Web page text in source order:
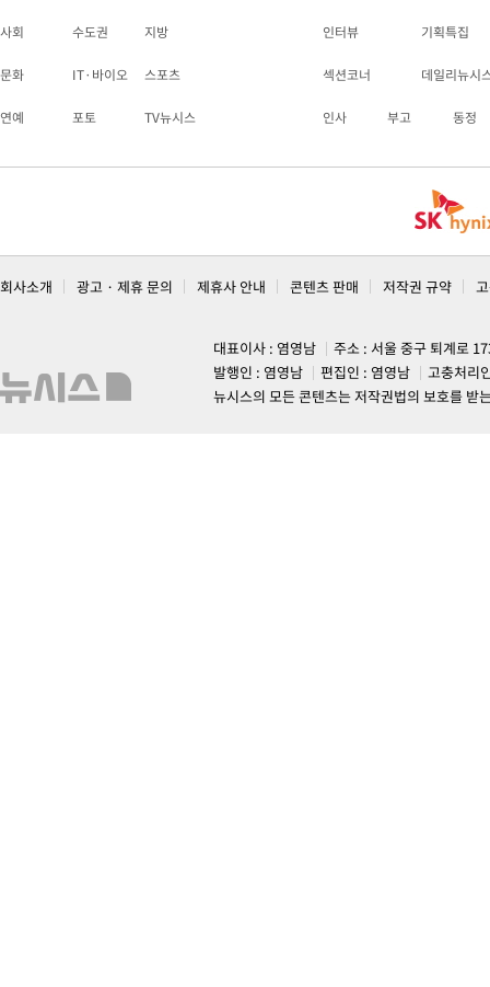
사회 수도권 지방
문화 IT·바이오 스포츠
연예 포토 TV뉴시스
인터뷰 기획특집
섹션코너 데일리뉴시
인사 부고 동정
회사소개 광고 · 제휴 문의 제휴사 안내 콘텐츠 판매 저작권 규약
대표이사 : 염영남
주소 : 서울 중구 퇴계로
발행인 : 염영남
편집인 : 염영남
고충처리
뉴시스의 모든 콘텐츠는 저작권법의 보호를